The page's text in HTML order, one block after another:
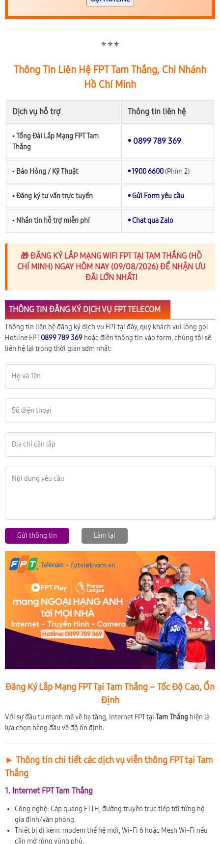
⚜️⚜️⚜️
Thông Tin Liên Hệ FPT Tam Thắng, Chi Nhánh
Hồ Chí Minh
Dịch vụ hỗ trợ Thông tin liên hệ
▪︎ Tổng Đài Lắp Mạng FPT Tam
Thắng
• 0899 789 369
▪︎ Báo Hỏng / Kỹ Thuật • 1900 6600 (Phím 2)
▪︎ Đăng ký tư vấn trực tuyến • Gửi Form yêu cầu
▪︎ Nhắn tin hỗ trợ miễn phí • Chat qua Zalo
🎁 ĐĂNG KÝ LẮP MẠNG WIFI FPT TẠI TAM THẮNG (HỒ
CHÍ MINH) NGAY HÔM NAY (09/08/2026) ĐỂ NHẬN ƯU
ĐÃI LỚN NHẤT!
THÔNG TIN ĐĂNG KÝ DỊCH VỤ FPT TELECOM
Thông tin liên hệ đăng ký dịch vụ FPT tại đây, quý khách vui lòng gọi
Hotline FPT0899 789 369 hoặc điền thông tin vào form, chúng tôi sẽ
liên hệ lại trong thời gian sớm nhất:
Gửi thông tin Làm lại
Đăng Ký Lắp Mạng FPT Tại Tam Thắng – Tốc Độ Cao, Ổn
Định
Với sự đầu tư mạnh mẽ về hạ tầng, Internet FPT tại Tam Thắng hiện là
lựa chọn hàng đầu về độ ổn định.
► Thông tin chi tiết các dịch vụ viễn thông FPT tại Tam
Thắng
1. Internet FPT Tam Thắng
Công nghệ: Cáp quang FTTH, đường truyền trực tiếp tới từng hộ
gia đình/văn phòng.
Thiết bị đi kèm: modem thế hệ mới, Wi-Fi 6 hoặc Mesh Wi-Fi nếu
cần mở rộng vùng phủ.